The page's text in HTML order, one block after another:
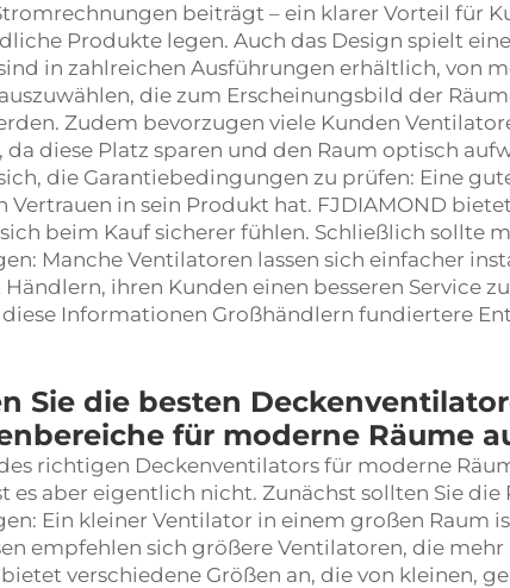
beiträgt – ein klarer Vorteil für
Produkte legen. Auch das Design spielt
in zahlreichen Ausführungen erhältlich, von
die zum Erscheinungsbild der
Zudem bevorzugen viele Kunden
da diese Platz sparen und den Raum optisch
die Garantiebedingungen zu prüfen: Eine
Vertrauen in sein Produkt hat. FJDIAMOND
beim Kauf sicherer fühlen. Schließlich sollte
Manche Ventilatoren lassen sich einfacher
ihren Kunden einen besseren Service
Informationen Großhändlern fundiertere
Sie die besten
für moderne Räume
richtigen Deckenventilators für moderne
es aber eigentlich nicht. Zunächst sollten Sie die
Ein kleiner Ventilator in einem großen Raum
empfehlen sich größere Ventilatoren, die
verschiedene Größen an, die von kleinen,